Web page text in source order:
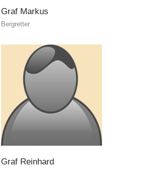
Attuali
Graf Markus
Bergretter
Graf Reinhard